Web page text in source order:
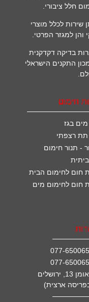
חלל ציבורי.
שירות לכלל מוצרי
למגזר הפרטי.
בדיקה דקדקנית
התקנים הישראלי
חימום
בגז
תת רצפתי
- תנור חימום
חום לחימום הבית
חום לחימום מים
077-
077-
האומן 13, ירושלים
ארצית)